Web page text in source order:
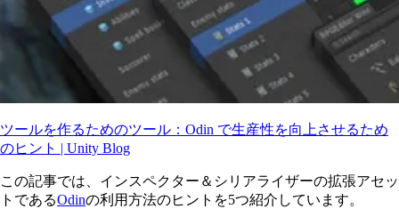
ツールを作るためのツール：Odin で生産性を向上させるため
のヒント | Unity Blog
この記事では、インスペクター＆シリアライザーの拡張アセッ
トであるOdinの利用方法のヒントを5つ紹介しています。